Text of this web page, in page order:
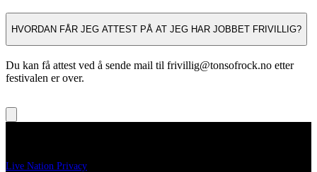
HVORDAN FÅR JEG ATTEST PÅ AT JEG HAR JOBBET FRIVILLIG?
Du kan få attest ved å sende mail til frivillig@tonsofrock.no etter
festivalen er over.
Live Nation Privacy